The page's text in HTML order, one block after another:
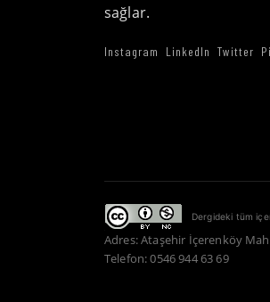
sağlar.
Instagram LinkedIn Twitter
Dergideki tüm
Adres: Ataşehir İçerenköy
Telefon: 0546 944 63 69